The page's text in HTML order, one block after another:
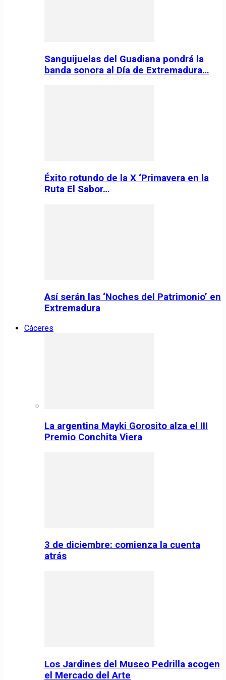
Sanguijuelas del Guadiana pondrá la
banda sonora al Día de Extremadura…
Éxito rotundo de la X ‘Primavera en la
Ruta El Sabor…
Así serán las ‘Noches del Patrimonio’ en
Extremadura
Cáceres
La argentina Mayki Gorosito alza el III
Premio Conchita Viera
3 de diciembre: comienza la cuenta
atrás
Los Jardines del Museo Pedrilla acogen
el Mercado del Arte